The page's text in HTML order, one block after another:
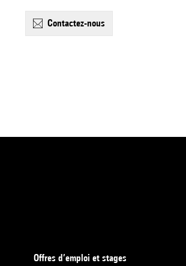
contactez-nous
Offres d’emploi et stages